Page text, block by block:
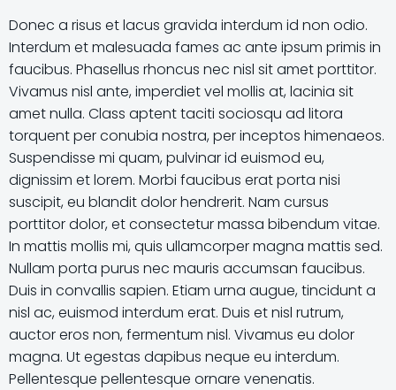
Donec a risus et lacus gravida interdum id non odio.
Interdum et malesuada fames ac ante ipsum primis in
faucibus. Phasellus rhoncus nec nisl sit amet porttitor.
Vivamus nisl ante, imperdiet vel mollis at, lacinia sit
amet nulla. Class aptent taciti sociosqu ad litora
torquent per conubia nostra, per inceptos himenaeos.
Suspendisse mi quam, pulvinar id euismod eu,
dignissim et lorem. Morbi faucibus erat porta nisi
suscipit, eu blandit dolor hendrerit. Nam cursus
porttitor dolor, et consectetur massa bibendum vitae.
In mattis mollis mi, quis ullamcorper magna mattis sed.
Nullam porta purus nec mauris accumsan faucibus.
Duis in convallis sapien. Etiam urna augue, tincidunt a
nisl ac, euismod interdum erat. Duis et nisl rutrum,
auctor eros non, fermentum nisl. Vivamus eu dolor
magna. Ut egestas dapibus neque eu interdum.
Pellentesque pellentesque ornare venenatis.